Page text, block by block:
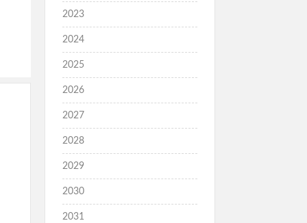
2023
2024
2025
2026
2027
2028
2029
2030
2031